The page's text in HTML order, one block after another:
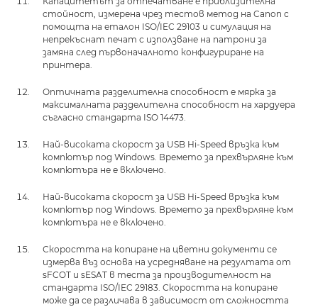
стойност, измерена чрез тестов метод на Canon с
помощта на еталон ISO/IEC 29103 и симулация на
непрекъснат печат с използване на патрони за
замяна след първоначалното конфигуриране на
принтера.
Оптичната разделителна способност е мярка за
максималната разделителна способност на хардуера
съгласно стандарта ISO 14473.
Най-високата скорост за USB Hi-Speed връзка към
компютър под Windows. Времето за прехвърляне към
компютъра не е включено.
Най-високата скорост за USB Hi-Speed връзка към
компютър под Windows. Времето за прехвърляне към
компютъра не е включено.
Скоростта на копиране на цветни документи се
измерва въз основа на усредняване на резултата от
sFCOT и sESAT в теста за производителност на
стандарта ISO/IEC 29183. Скоростта на копиране
може да се различава в зависимост от сложността